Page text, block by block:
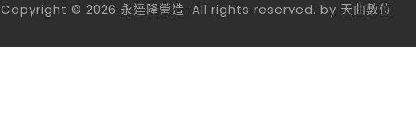
Copyright © 2026 永達隆營造. All rights reserved. by 天曲數位